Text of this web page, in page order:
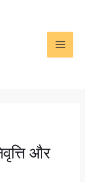
और